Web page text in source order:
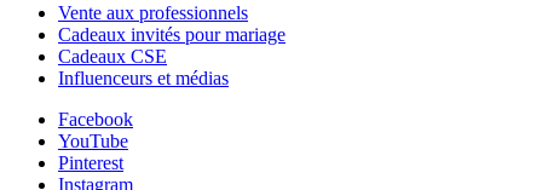
Vente aux professionnels
Cadeaux invités pour mariage
Cadeaux CSE
Influenceurs et médias
Facebook
YouTube
Pinterest
Instagram